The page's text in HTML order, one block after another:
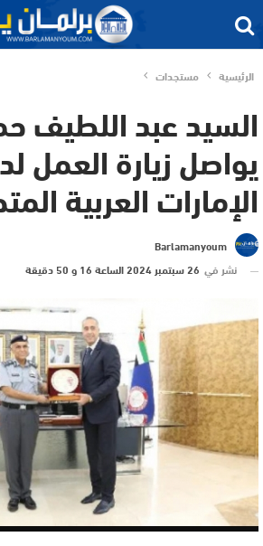
الرئيسية مستجدات
السيد عبد
يواصل زيارة العمل
الإمارات العربية
Barlamanyoum
نشر في 26 سبتمبر 2024 الساعة 16 و 50 دقيقة